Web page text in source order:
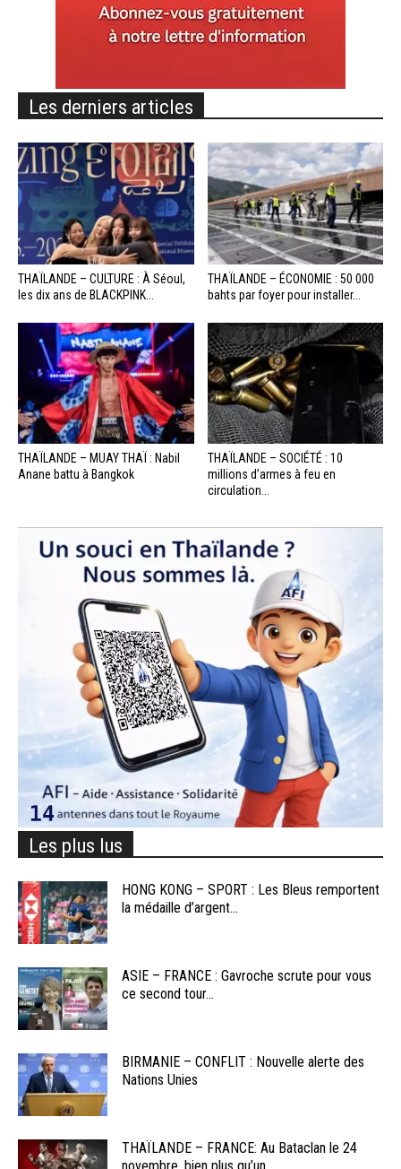
Les derniers articles
THAÏLANDE – CULTURE : À Séoul,
les dix ans de BLACKPINK...
THAÏLANDE – ÉCONOMIE : 50 000
bahts par foyer pour installer...
THAÏLANDE – MUAY THAÏ : Nabil
Anane battu à Bangkok
THAÏLANDE – SOCIÉTÉ : 10
millions d’armes à feu en
circulation...
Les plus lus
HONG KONG – SPORT : Les Bleus remportent
la médaille d’argent...
ASIE – FRANCE : Gavroche scrute pour vous
ce second tour...
BIRMANIE – CONFLIT : Nouvelle alerte des
Nations Unies
THAÏLANDE – FRANCE: Au Bataclan le 24